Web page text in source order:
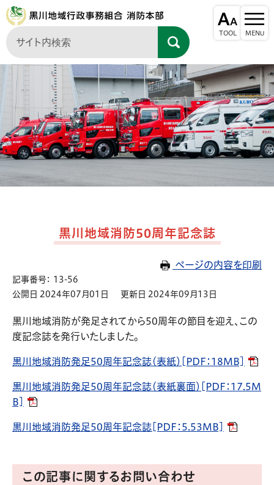
黒川地域消防50周年記念誌
ページの内容を印刷
記事番号： 13-56
公開日 2024年07月01日
更新日 2024年09月13日
黒川地域消防が発足されてから50周年の節目を迎え、この
度記念誌を発行いたしました。
黒川地域消防発足50周年記念誌（表紙）[PDF：18MB]
黒川地域消防発足50周年記念誌（表紙裏面）[PDF：17.5M
B]
黒川地域消防発足50周年記念誌[PDF：5.53MB]
この記事に関するお問い合わせ